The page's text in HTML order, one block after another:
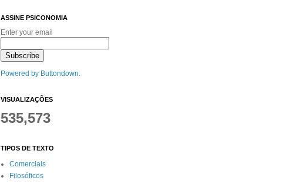
ASSINE PSICONOMIA
Enter your email
Powered by Buttondown.
VISUALIZAÇÕES
535,573
TIPOS DE TEXTO
Comerciais
Filosóficos